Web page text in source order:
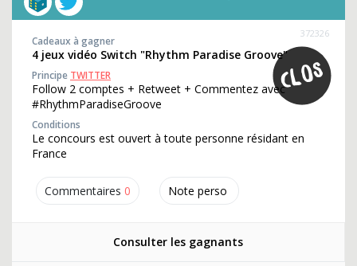
Commentaires 0 Note perso
372326
Cadeaux à gagner
4 jeux vidéo Switch "Rhythm Paradise Groove"
Principe TWITTER
Follow 2 comptes + Retweet + Commentez avec
#RhythmParadiseGroove
Conditions
Le concours est ouvert à toute personne résidant en
France
Consulter les gagnants